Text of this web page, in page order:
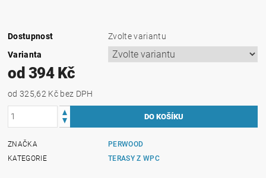
Dostupnost
Zvolte variantu
Varianta
od 394 Kč
od 325,62 Kč bez DPH
ZNAČKA
PERWOOD
KATEGORIE
TERASY Z WPC